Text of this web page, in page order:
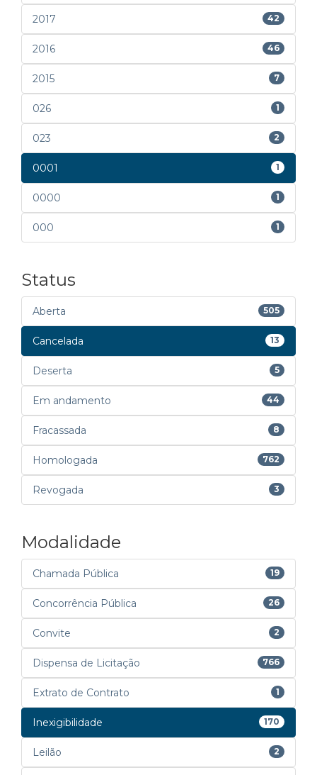
2017 42
2016 46
2015 7
026 1
023 2
0001 1
0000 1
000 1
Status
Aberta 505
Cancelada 13
Deserta 5
Em andamento 44
Fracassada 8
Homologada 762
Revogada 3
Modalidade
Chamada Pública 19
Concorrência Pública 26
Convite 2
Dispensa de Licitação 766
Extrato de Contrato 1
Inexigibilidade 170
Leilão 2